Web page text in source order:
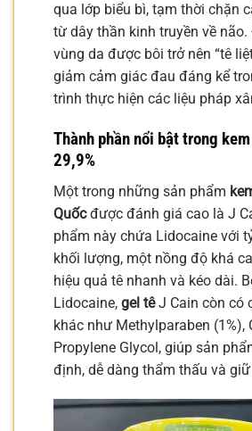
qua lớp biểu bì, tạm thời chặn
từ dây thần kinh truyền về
vùng da được bôi trở nên “tê
giảm cảm giác đau đáng kể
trình thực hiện các liệu pháp
Thành phần nổi bật trong
29,9%
Một trong những sản phẩm
Quốcđược đánh giá cao là J
phẩm này chứa Lidocaine với
khối lượng, một nồng độ khá
hiệu quả tê nhanh và kéo dài.
Lidocaine, gel têJ Cain còn có
khác như Methylparaben (1%),
Propylene Glycol, giúp sản
định, dễ dàng thẩm thấu và